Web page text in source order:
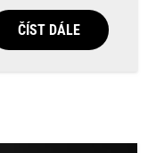
ČÍST DÁLE